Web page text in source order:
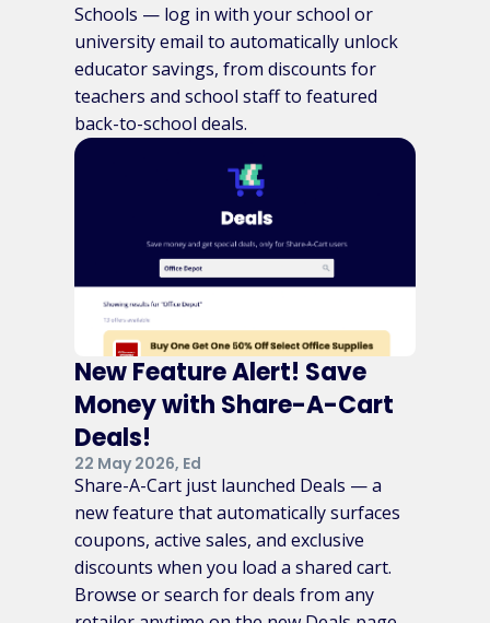
Schools — log in with your school or
university email to automatically unlock
educator savings, from discounts for
teachers and school staff to featured
back-to-school deals.
New Feature Alert! Save
Money with Share-A-Cart
Deals!
22 May 2026, Ed
Share-A-Cart just launched Deals — a
new feature that automatically surfaces
coupons, active sales, and exclusive
discounts when you load a shared cart.
Browse or search for deals from any